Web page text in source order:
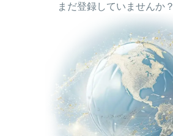
まだ登録していませんか？